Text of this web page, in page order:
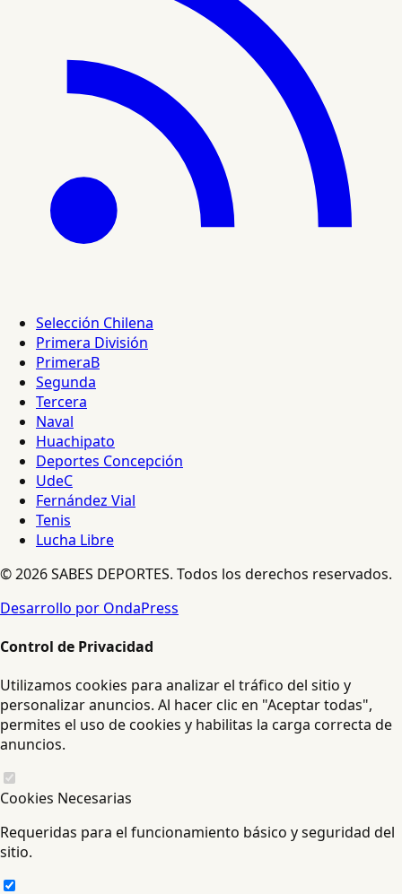
Selección Chilena
Primera División
PrimeraB
Segunda
Tercera
Naval
Huachipato
Deportes Concepción
UdeC
Fernández Vial
Tenis
Lucha Libre
© 2026 SABES DEPORTES. Todos los derechos reservados.
Desarrollo por OndaPress
Control de Privacidad
Utilizamos cookies para analizar el tráfico del sitio y
personalizar anuncios. Al hacer clic en "Aceptar todas",
permites el uso de cookies y habilitas la carga correcta de
anuncios.
Cookies Necesarias
Requeridas para el funcionamiento básico y seguridad del
sitio.